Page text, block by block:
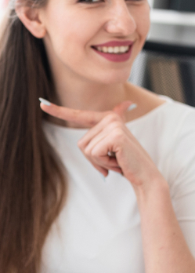
ULTIMI ARTICOLI
DALLA TOSCANA
Fiamme di
la Regione,
per l’Aib
DALLA TOSCANA
Conte in
Covid:
troverete
illecito su di
diede del